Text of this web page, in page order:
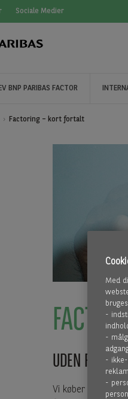
Sociale Medier
BNP PARIBAS FACTOR
Factoring – kort fortalt
UDEN REGRES
Vi køber dine
Med
-
-
-
-